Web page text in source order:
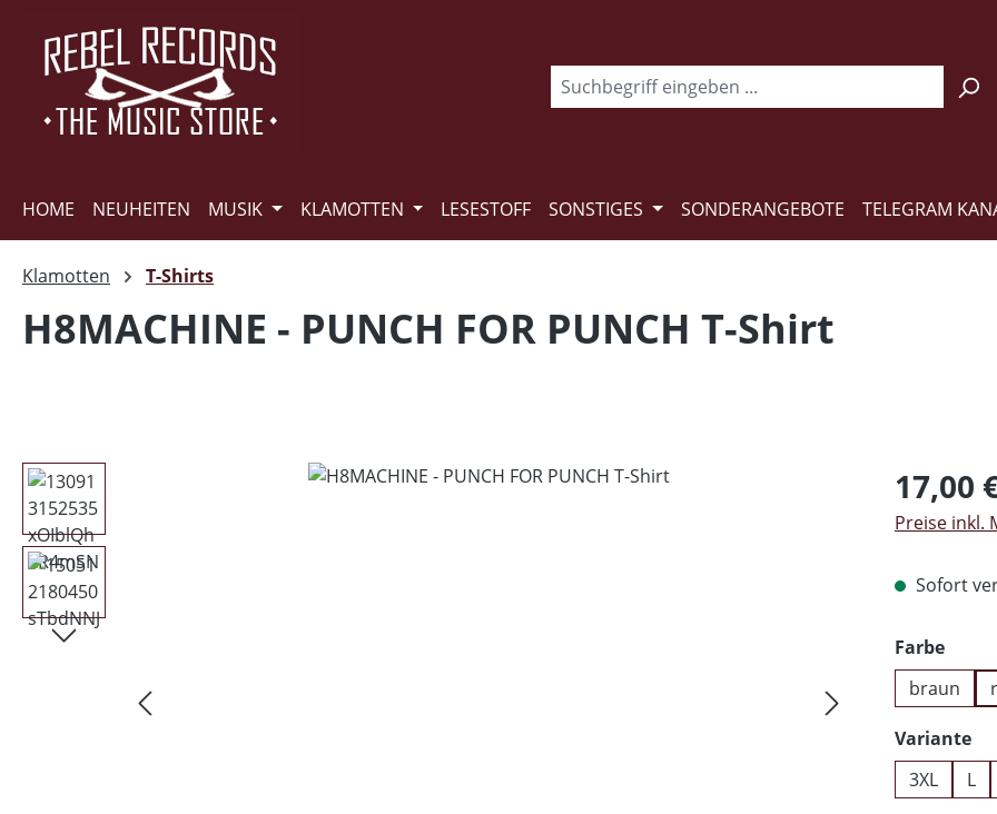
Hauptinhalt springen
Zur Suche springen
Zur Hauptnavigation springen
HOME NEUHEITEN MUSIK KLAMOTTEN LESESTOFF SONSTIGES SONDERANGEBOTE TELEGRAM
Klamotten T-Shirts
H8MACHINE - PUNCH FOR PUNCH T-Shirt
Regulärer
17,00
Preise inkl.
Sofort
Farbe
braun
Variante
3XL
L